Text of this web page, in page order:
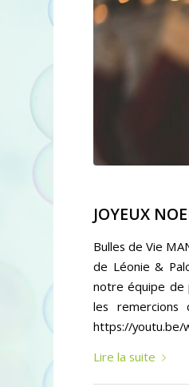
JOYEUX
Bulles de Vie
de Léonie &
notre équipe de
les
https://youtu.be/
Lire la suite